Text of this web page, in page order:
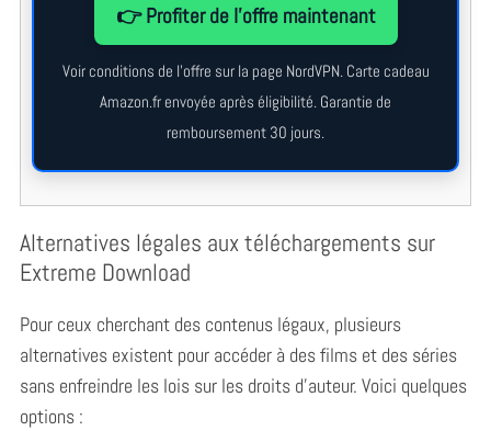
👉 Profiter de l’offre maintenant
Voir conditions de l’offre sur la page NordVPN. Carte cadeau
Amazon.fr envoyée après éligibilité. Garantie de
remboursement 30 jours.
Alternatives légales aux téléchargements sur
Extreme Download
Pour ceux cherchant des contenus légaux, plusieurs
alternatives existent pour accéder à des films et des séries
sans enfreindre les lois sur les droits d’auteur. Voici quelques
options :